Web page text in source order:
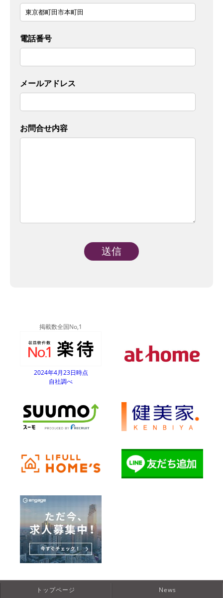
電話番号
メールアドレス
お問合せ内容
掲載数全国No,1
2024年4月23日時点
自社調べ
トップページ News